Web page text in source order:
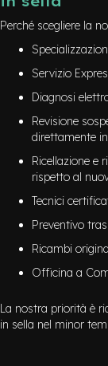
Perché scegliere la
Servizio
Diagnosi
Revisione
direttamente
Ricellazione e
rispetto al
Tecnici
Preventivo
Ricambi
Officina a
La nostra priorità è
in sella nel minor